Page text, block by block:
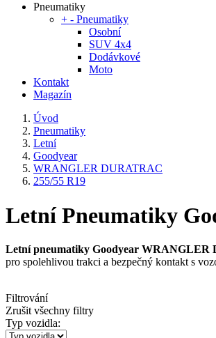
Pneumatiky
+ - Pneumatiky
Osobní
SUV 4x4
Dodávkové
Moto
Kontakt
Magazín
Úvod
Pneumatiky
Letní
Goodyear
WRANGLER DURATRAC
255/55 R19
Letní Pneumatiky
Letní pneumatiky Goodyear WRANGLER
pro spolehlivou trakci a bezpečný kontakt s
Filtrování
Zrušit všechny filtry
Typ vozidla: